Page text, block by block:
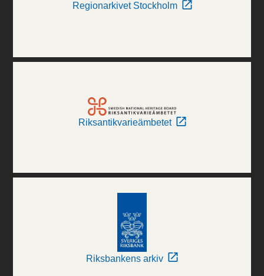
Regionarkivet Stockholm
Riksantikvarieämbetet
Riksbankens arkiv